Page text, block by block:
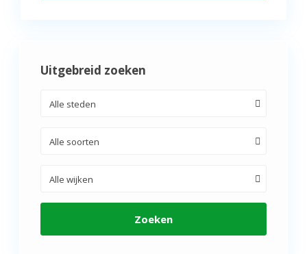
Uitgebreid zoeken
Alle steden
Alle soorten
Alle wijken
Zoeken